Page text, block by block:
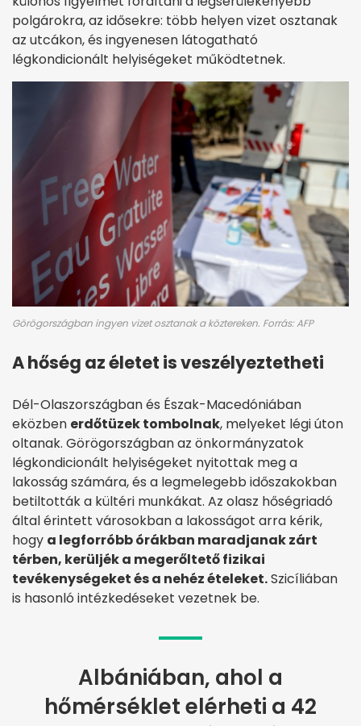
polgárokra, az idősekre: több helyen vizet osztanak
az utcákon, és ingyenesen látogatható
légkondicionált helyiségeket működtetnek.
Görögországban ingyen vizet osztanak a köztereken. Forrás: AFP
A hőség az életet is veszélyeztetheti
Dél-Olaszországban és Észak-Macedóniában
eközben erdőtüzek tombolnak, melyeket légi úton
oltanak. Görögországban az önkormányzatok
légkondicionált helyiségeket nyitottak meg a
lakosság számára, és a legmelegebb időszakokban
betiltották a kültéri munkákat. Az olasz hőségriadó
által érintett városokban a lakosságot arra kérik,
hogy a legforróbb órákban maradjanak zárt
térben, kerüljék a megerőltető fizikai
tevékenységeket és a nehéz ételeket.Szicíliában
is hasonló intézkedéseket vezetnek be.
Albániában, ahol a
hőmérséklet elérheti a 42